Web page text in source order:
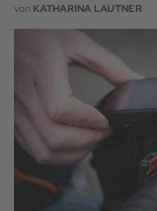
von KATHARINA LAUTNER